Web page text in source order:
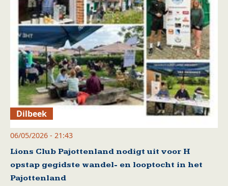
Dilbeek
06/05/2026 - 21:43
Lions Club Pajottenland nodigt uit voor H
opstap gegidste wandel- en looptocht in het
Pajottenland